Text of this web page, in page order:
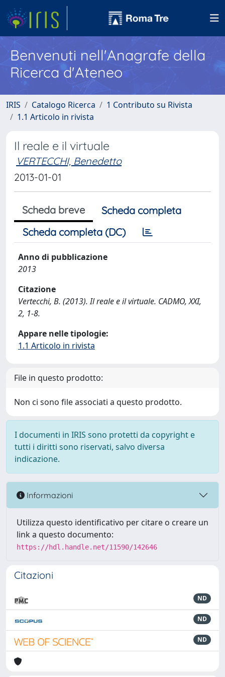
Benvenuti nell'Anagrafe della
Ricerca d'Ateneo
IRIS Catalogo Ricerca
1 Contributo su Rivista
1.1 Articolo in rivista
Il reale e il virtuale
VERTECCHI, Benedetto
2013-01-01
Scheda breve
Scheda completa
Scheda completa (DC)
Anno di pubblicazione
2013
Citazione
Vertecchi, B. (2013). Il reale e il virtuale. CADMO, XXI,
2, 1-8.
Appare nelle tipologie:
1.1 Articolo in rivista
File in questo prodotto:
Non ci sono file associati a questo prodotto.
I documenti in IRIS sono protetti da copyright e
tutti i diritti sono riservati, salvo diversa
indicazione.
Informazioni
Utilizza questo identificativo per citare o creare un
link a questo documento:
https://hdl.handle.net/11590/142646
Citazioni
ND
ND
ND